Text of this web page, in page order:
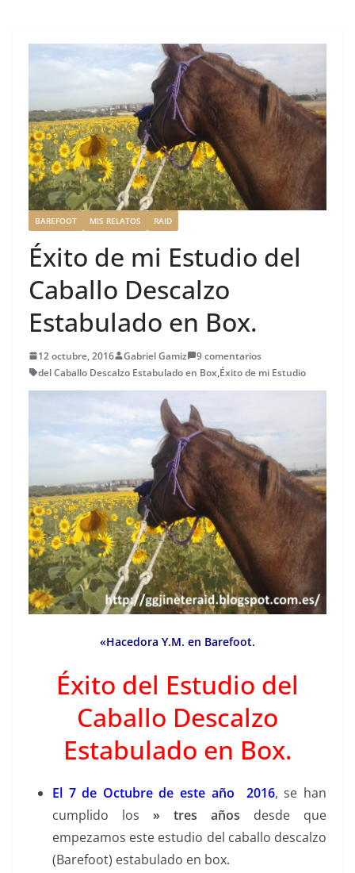
o
k
BAREFOOT MIS RELATOS RAID
Éxito de mi Estudio del
Caballo Descalzo
Estabulado en Box.
12 octubre, 2016 Gabriel Gamiz
9 comentarios
del Caballo Descalzo Estabulado en Box,Éxito de mi Estudio
«Hacedora Y.M. en Barefoot.
Éxito del Estudio del
Caballo Descalzo
Estabulado en Box.
El 7 de Octubre de este año 2016, se han
cumplido los » tres años desde que
empezamos este estudio del caballo descalzo
(Barefoot) estabulado en box.